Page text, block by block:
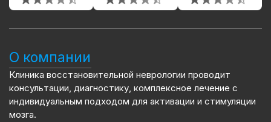
О компании
Клиника восстановительной неврологии проводит
консультации, диагностику, комплексное лечение с
индивидуальным подходом для активации и стимуляции
мозга.